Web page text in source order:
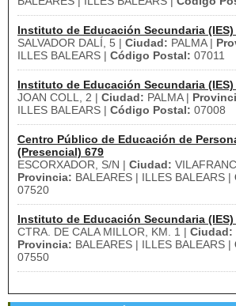
Instituto de Educación Secundaria (IES)
SALVADOR DALÍ, 5 | Ciudad: PALMA |
ILLES BALEARS | Código Postal: 07011
Instituto de Educación Secundaria (IES)
JOAN COLL, 2 | Ciudad: PALMA |
ILLES BALEARS | Código Postal: 07008
Centro Público de Educación de
(Presencial) 679
ESCORXADOR, S/N | Ciudad:
Provincia: BALEARES | ILLES BALEARS |
07520
Instituto de Educación Secundaria (IES)
CTRA. DE CALA MILLOR, KM. 1 | Ciudad:
Provincia: BALEARES | ILLES BALEARS |
07550